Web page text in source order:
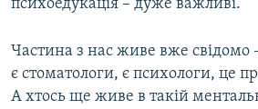
психоедукація – дуже важливі.
Частина з нас живе вже свідомо
є стоматологи, є психологи, це
А хтось ще живе в такій